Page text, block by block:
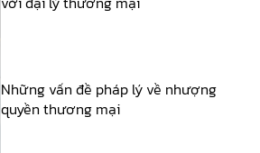
Những vấn đề pháp lý về nhượng
quyền thương mại